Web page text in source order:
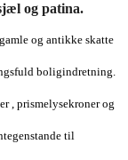
og patina.
og antikke skatte
boligindretning.
, prismelysekroner og
til